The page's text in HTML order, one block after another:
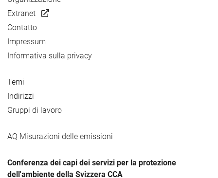
Extranet
Contatto
Impressum
Informativa sulla privacy
Temi
Indirizzi
Gruppi di lavoro
AQ Misurazioni delle emissioni
Conferenza dei capi dei servizi per la protezione
dell'ambiente della Svizzera CCA